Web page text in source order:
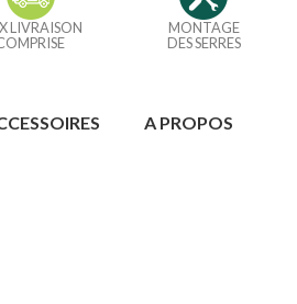
LIVRAISON
MONTAGE
DES SERRES
A PROPOS